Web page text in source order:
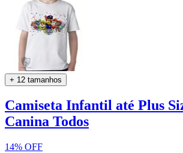
+ 12 tamanhos
Camiseta Infantil até Plus
Canina Todos
14% OFF